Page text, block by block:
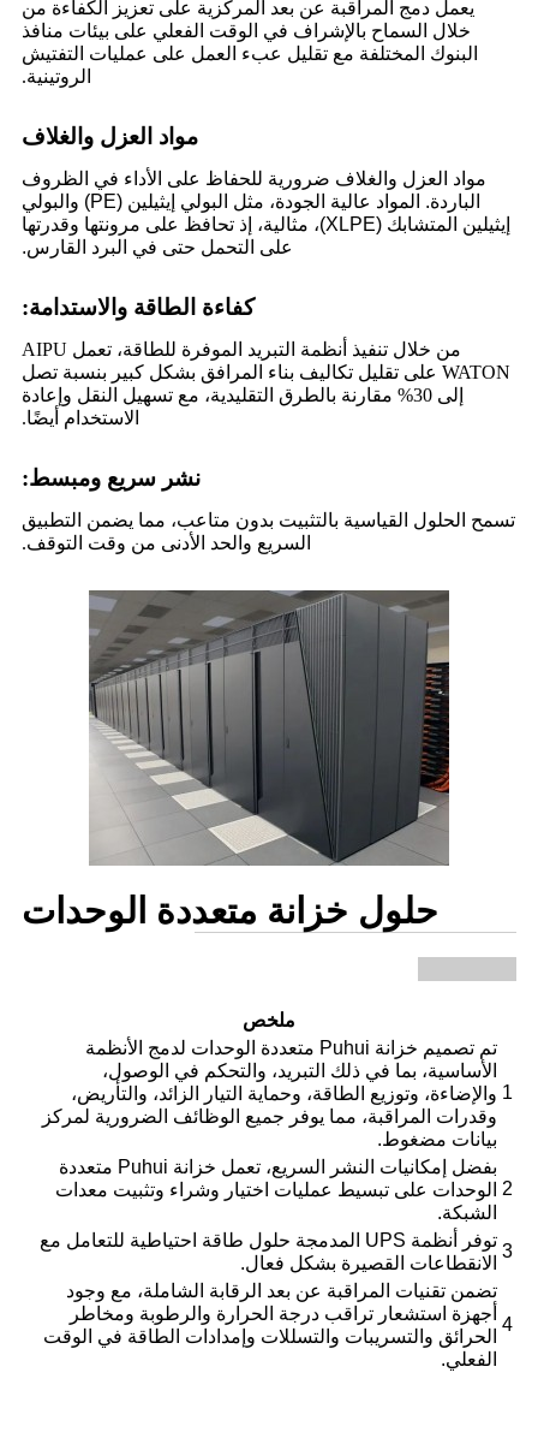
يعمل دمج المراقبة عن بعد المركزية على تعزيز الكفاءة من
خلال السماح بالإشراف في الوقت الفعلي على بيئات منافذ
البنوك المختلفة مع تقليل عبء العمل على عمليات التفتيش
الروتينية.
مواد العزل والغلاف
مواد العزل والغلاف ضرورية للحفاظ على الأداء في الظروف
الباردة. المواد عالية الجودة، مثل البولي إيثيلين (PE) والبولي
إيثيلين المتشابك (XLPE)، مثالية، إذ تحافظ على مرونتها وقدرتها
على التحمل حتى في البرد القارس.
كفاءة الطاقة والاستدامة:
من خلال تنفيذ أنظمة التبريد الموفرة للطاقة، تعمل AIPU
WATON على تقليل تكاليف بناء المرافق بشكل كبير بنسبة تصل
إلى 30% مقارنة بالطرق التقليدية، مع تسهيل النقل وإعادة
الاستخدام أيضًا.
نشر سريع ومبسط:
تسمح الحلول القياسية بالتثبيت بدون متاعب، مما يضمن التطبيق
السريع والحد الأدنى من وقت التوقف.
حلول خزانة متعددة الوحدات
ملخص
1
تم تصميم خزانة Puhui متعددة الوحدات لدمج الأنظمة
الأساسية، بما في ذلك التبريد، والتحكم في الوصول،
والإضاءة، وتوزيع الطاقة، وحماية التيار الزائد، والتأريض،
وقدرات المراقبة، مما يوفر جميع الوظائف الضرورية لمركز
بيانات مضغوط.
2
بفضل إمكانيات النشر السريع، تعمل خزانة Puhui متعددة
الوحدات على تبسيط عمليات اختيار وشراء وتثبيت معدات
الشبكة.
3
توفر أنظمة UPS المدمجة حلول طاقة احتياطية للتعامل مع
الانقطاعات القصيرة بشكل فعال.
4
تضمن تقنيات المراقبة عن بعد الرقابة الشاملة، مع وجود
أجهزة استشعار تراقب درجة الحرارة والرطوبة ومخاطر
الحرائق والتسريبات والتسللات وإمدادات الطاقة في الوقت
الفعلي.